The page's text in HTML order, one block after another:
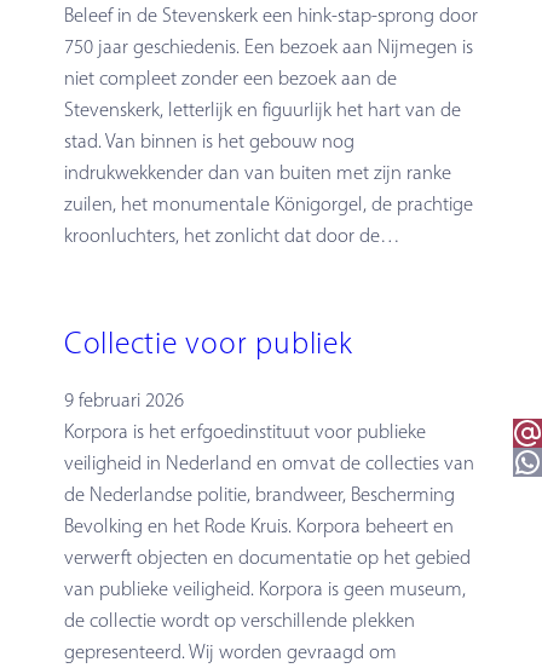
Beleef in de Stevenskerk een hink-stap-sprong door
750 jaar geschiedenis. Een bezoek aan Nijmegen is
niet compleet zonder een bezoek aan de
Stevenskerk, letterlijk en figuurlijk het hart van de
stad. Van binnen is het gebouw nog
indrukwekkender dan van buiten met zijn ranke
zuilen, het monumentale Königorgel, de prachtige
kroonluchters, het zonlicht dat door de…
Collectie voor publiek
9 februari 2026
Korpora is het erfgoedinstituut voor publieke
veiligheid in Nederland en omvat de collecties van
de Nederlandse politie, brandweer, Bescherming
Bevolking en het Rode Kruis. Korpora beheert en
verwerft objecten en documentatie op het gebied
van publieke veiligheid. Korpora is geen museum,
de collectie wordt op verschillende plekken
gepresenteerd. Wij worden gevraagd om